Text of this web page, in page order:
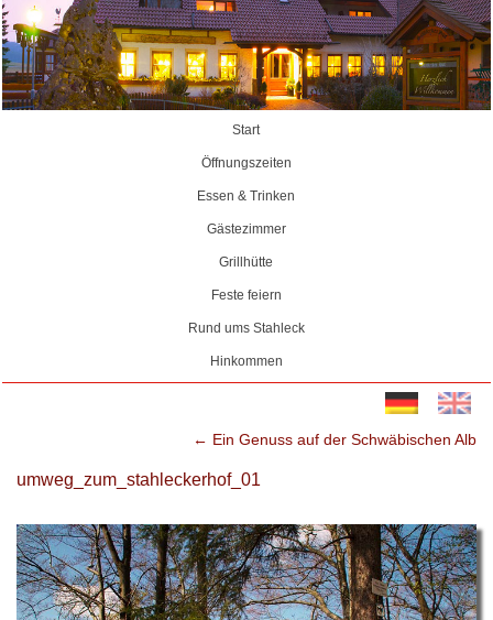
Start
Öffnungszeiten
Essen & Trinken
Gästezimmer
Grillhütte
Feste feiern
Rund ums Stahleck
Hinkommen
← Ein Genuss auf der Schwäbischen Alb
umweg_zum_stahleckerhof_01